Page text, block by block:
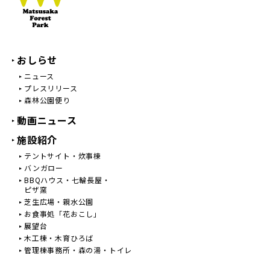
おしらせ
ニュース
プレスリリース
森林公園便り
動画ニュース
施設紹介
テントサイト・炊事棟
バンガロー
BBQハウス・七輪長屋・
ピザ窯
芝生広場・親水公園
お食事処「花おこし」
展望台
木工棟・木育ひろば
管理棟事務所・森の湯・トイレ